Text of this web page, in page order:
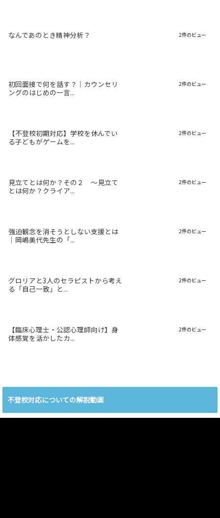
なんであのとき精神分析？ 2件のビュー
初回面接で何を話す？｜カウンセリ
ングのはじめの一言...
2件のビュー
【不登校初期対応】学校を休んでい
る子どもがゲームを...
2件のビュー
見立てとは何か？その２ 〜見立て
とは何か？クライア...
2件のビュー
強迫観念を消そうとしない支援とは
｜岡嶋美代先生の「...
2件のビュー
グロリアと3人のセラピストから考え
る「自己一致」と...
2件のビュー
【臨床心理士・公認心理師向け】身
体感覚を活かしたカ...
2件のビュー
不登校対応についての解説動画